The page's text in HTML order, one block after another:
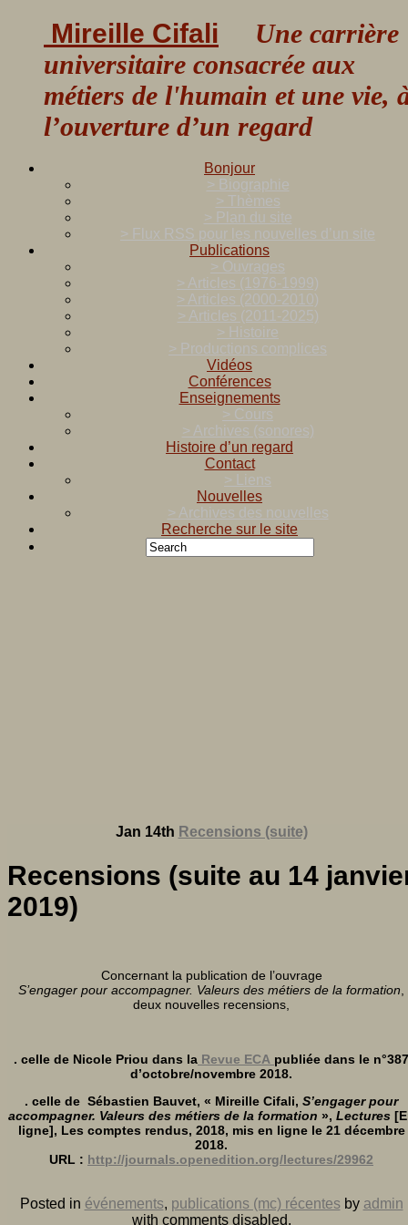
Mireille Cifali Une carrière
universitaire consacrée aux
métiers de l'humain et une vie,
l’ouverture d’un regard
Bonjour
> Biographie
> Thèmes
> Plan du site
> Flux RSS pour les nouvelles d’un site
Publications
> Ouvrages
> Articles (1976-1999)
> Articles (2000-2010)
> Articles (2011-2025)
> Histoire
> Productions complices
Vidéos
Conférences
Enseignements
> Cours
> Archives (sonores)
Histoire d’un regard
Contact
> Liens
Nouvelles
> Archives des nouvelles
Recherche sur le site
Jan 14th Recensions (suite)
Recensions (suite au 14
2019)
Concernant la publication de l’ouvrage
S’engager pour accompagner. Valeurs des métiers de la formation
deux nouvelles recensions,
. celle de Nicole Priou dans la Revue ECA publiée dans le n°387
d’octobre/novembre 2018.
. celle de Sébastien Bauvet, « Mireille Cifali, S’engager pour
accompagner. Valeurs des métiers de la formation », Lectures
ligne], Les comptes rendus, 2018, mis en ligne le 21 décembre
2018.
URL : http://journals.openedition.org/lectures/29962
Posted in événements, publications (mc) récentesby admin
with comments disabled.